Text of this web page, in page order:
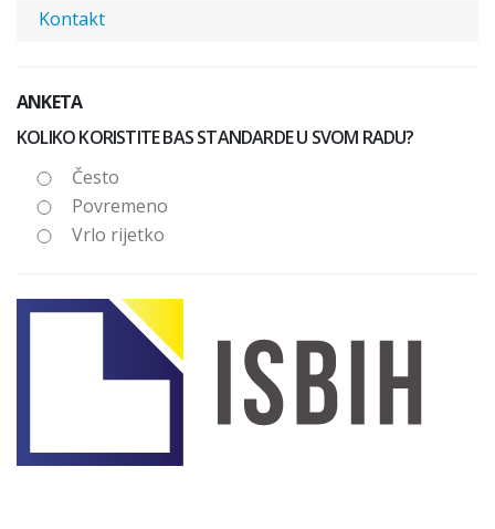
Kontakt
ANKETA
KOLIKO KORISTITE BAS STANDARDE U SVOM RADU?
Često
Povremeno
Vrlo rijetko